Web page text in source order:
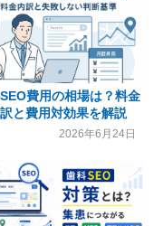
費用の相場は？料金
と費用対効果を解説
2026年6月24日